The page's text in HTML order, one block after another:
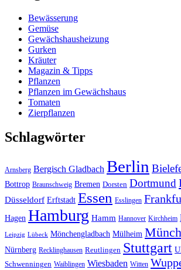
Bewässerung
Gemüse
Gewächshausheizung
Gurken
Kräuter
Magazin & Tipps
Pflanzen
Pflanzen im Gewächshaus
Tomaten
Zierpflanzen
Schlagwörter
Arnsberg Bergisch Gladbach Berlin
Bottrop Braunschweig Bremen Dorsten Dortmund
Düsseldorf Erftstadt Essen Esslingen
Hagen Hamburg Hamm Hannover Kirchheim
Leipzig Lübeck Mönchengladbach Mülheim
Nürnberg Recklinghausen Reutlingen Stuttgart
Schwenningen Waiblingen Wiesbaden Witten